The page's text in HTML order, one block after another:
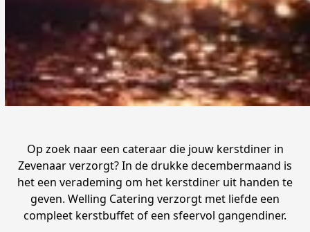
Op zoek naar een cateraar die jouw kerstdiner in
Zevenaar verzorgt? In de drukke decembermaand is
het een verademing om het kerstdiner uit handen te
geven. Welling Catering verzorgt met liefde een
compleet kerstbuffet of een sfeervol gangendiner.